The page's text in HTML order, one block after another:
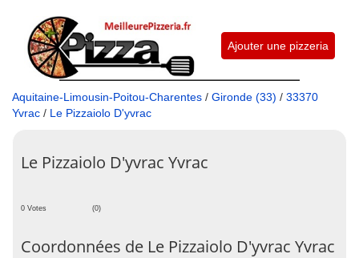
Ajouter une pizzeria
Aquitaine-Limousin-Poitou-Charentes / Gironde (33) / 33370
Yvrac / Le Pizzaiolo D'yvrac
Le Pizzaiolo D'yvrac Yvrac
0 Votes (0)
Coordonnées de Le Pizzaiolo D'yvrac Yvrac